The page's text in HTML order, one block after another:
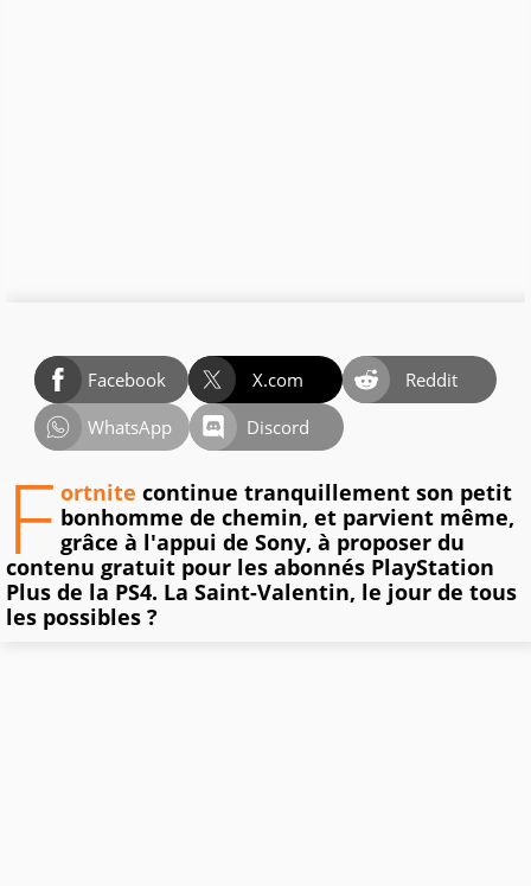
Facebook X.com
Reddit
WhatsApp
Discord
F ortnite continue tranquillement son petit
bonhomme de chemin, et parvient même,
grâce à l'appui de Sony, à proposer du
contenu gratuit pour les abonnés PlayStation
Plus de la PS4. La Saint-Valentin, le jour de tous
les possibles ?